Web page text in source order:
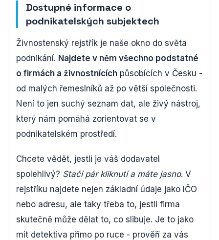
Dostupné informace o
podnikatelských subjektech
Živnostenský rejstřík je naše okno do světa
podnikání. Najdete v něm všechno podstatné
o firmách a živnostnících působících v Česku -
od malých řemeslníků až po větší společnosti.
Není to jen suchý seznam dat, ale živý nástroj,
který nám pomáhá zorientovat se v
podnikatelském prostředí.
Chcete vědět, jestli je váš dodavatel
spolehlivý? Stačí pár kliknutí a máte jasno. V
rejstříku najdete nejen základní údaje jako IČO
nebo adresu, ale taky třeba to, jestli firma
skutečně může dělat to, co slibuje. Je to jako
mít detektiva přímo po ruce - prověří za vás